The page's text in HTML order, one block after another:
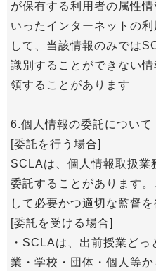
が保有する利用者の属性
いったインターネットの
して、当該情報のみでは
識別することができない
領することがあります
6.個人情報の委託について
[委託を行う場合]
SCLAは、個人情報取扱業
委託することがあります
して必要かつ適切な監督を
[委託を受ける場合]
・SCLAは、出前授業ど
業・学校・団体・個人等